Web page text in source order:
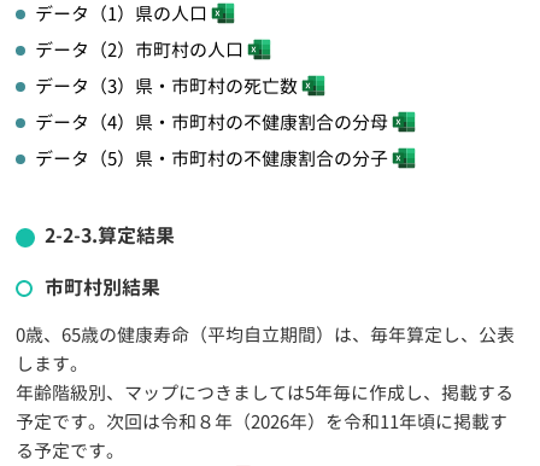
データ（1）県の人口
データ（2）市町村の人口
データ（3）県・市町村の死亡数
データ（4）県・市町村の不健康割合の分母
データ（5）県・市町村の不健康割合の分子
2-2-3.算定結果
市町村別結果
0歳、65歳の健康寿命（平均自立期間）は、毎年算定し、公表
します。
年齢階級別、マップにつきましては5年毎に作成し、掲載する
予定です。次回は令和８年（2026年）を令和11年頃に掲載す
る予定です。